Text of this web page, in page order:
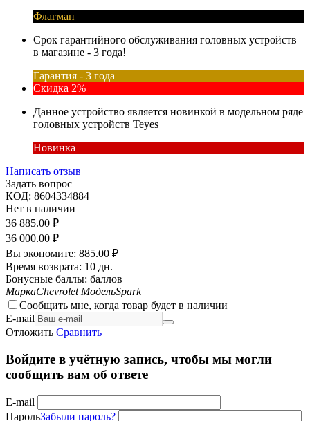
Флагман
Срок гарантийного обслуживания головных устройств
в магазине - 3 года!
Гарантия - 3 года
Скидка 2%
Данное устройство является новинкой в модельном ряде
головных устройств Teyes
Новинка
Написать отзыв
Задать вопрос
КОД: 8604334884
Нет в наличии
36 885.00 ₽
36 000.00 ₽
Вы экономите: 885.00 ₽
Время возврата: 10 дн.
Бонусные баллы: баллов
МаркаChevrolet МодельSpark
Сообщить мне, когда товар будет в наличии
E-mail
Отложить Сравнить
Войдите в учётную запись, чтобы мы могли
сообщить вам об ответе
E-mail
ПарольЗабыли пароль?